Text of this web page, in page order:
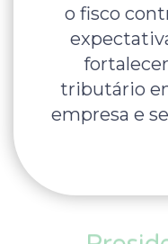
o fisco
tributário
empresa e